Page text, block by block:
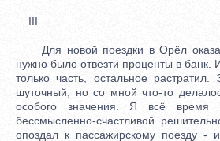
III
Для новой поездки в Орёл
нужно было отвезти проценты в банк.
только часть, остальное
шуточный, но со мной что-то
особого значения. Я всё время
бессмысленно-счастливой
опоздал к пассажирскому поезду -